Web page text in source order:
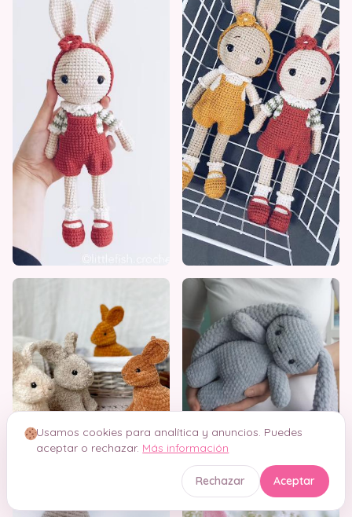
Usamos cookies para analítica y anuncios. Puedes
aceptar o rechazar. Más información
Rechazar Aceptar